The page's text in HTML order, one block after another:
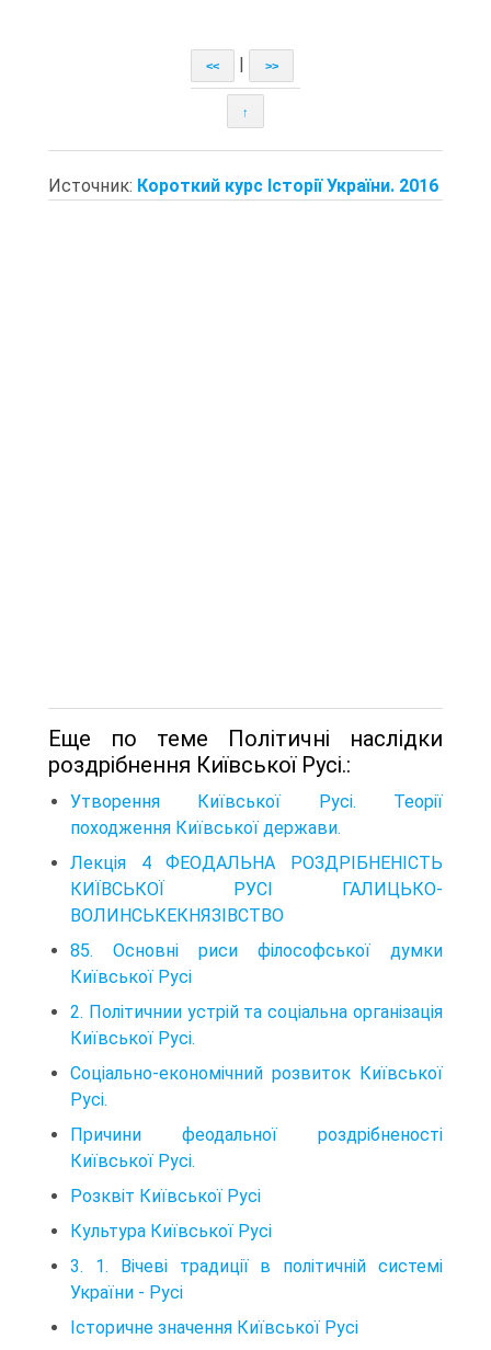
<< >>
↑
Источник: Короткий курс Історії України. 2016
Еще по теме Політичні наслідки
роздрібнення Київської Русі.:
Утворення Київської Русі. Теорії
походження Київської держави.
Лекція 4 ФЕОДАЛЬНА РОЗДРІБНЕНІСТЬ
КИЇВСЬКОЇ РУСІ ГАЛИЦЬКО-
ВОЛИНСЬКЕКНЯЗІВСТВО
85. Основні риси філософської думки
Київської Русі
2. Політичнии устрій та соціальна організація
Київської Русі.
Соціально-економічний розвиток Київської
Русі.
Причини феодальної роздрібненості
Київської Русі.
Розквіт Київської Русі
Культура Київської Русі
3. 1. Вічеві традиції в політичній системі
України - Русі
Історичне значення Київської Русі